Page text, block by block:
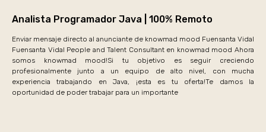
Analista Programador Java | 100% Remoto
Enviar mensaje directo al anunciante de knowmad mood Fuensanta Vidal
Fuensanta Vidal People and Talent Consultant en knowmad mood Ahora
somos knowmad mood!Si tu objetivo es seguir creciendo
profesionalmente junto a un equipo de alto nivel, con mucha
experiencia trabajando en Java, ¡esta es tu oferta!Te damos la
oportunidad de poder trabajar para un importante